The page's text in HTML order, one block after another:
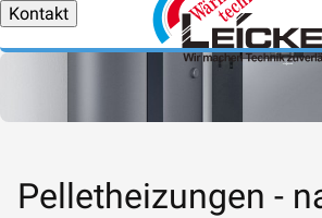
Kontakt
Pelletheizungen -